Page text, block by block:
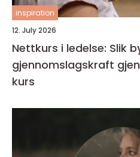
inspiration
12. July 2026
Nettkurs i ledelse: Slik
gjennomslagskraft
kurs